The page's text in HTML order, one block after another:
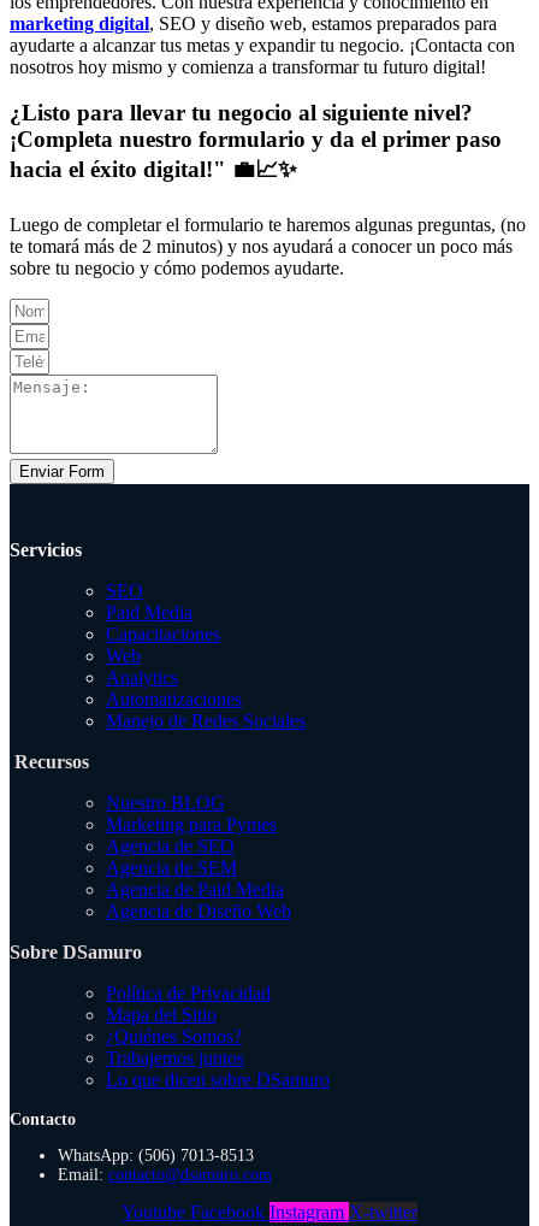
marketing digital, SEO y diseño web, estamos preparados para
ayudarte a alcanzar tus metas y expandir tu negocio. ¡Contacta con
nosotros hoy mismo y comienza a transformar tu futuro digital!
¿Listo para llevar tu negocio al siguiente nivel?
¡Completa nuestro formulario y da el primer paso
hacia el éxito digital!" 💼📈✨
Luego de completar el formulario te haremos algunas preguntas, (no
te tomará más de 2 minutos) y nos ayudará a conocer un poco más
sobre tu negocio y cómo podemos ayudarte.
Enviar Form
Servicios
SEO
Paid Media
Capacitaciones
Web
Analytics
Automatizaciones
Manejo de Redes Sociales
Recursos
Nuestro BLOG
Marketing para Pymes
Agencia de SEO
Agencia de SEM
Agencia de Paid Media
Agencia de Diseño Web
Sobre DSamuro
Política de Privacidad
Mapa del Sitio
¿Quiénes Somos?
Trabajemos juntos
Lo que dicen sobre DSamuro
Contacto
WhatsApp: (506) 7013-8513
Email: contacto@dsamuro.com
Youtube Facebook Instagram X-twitter